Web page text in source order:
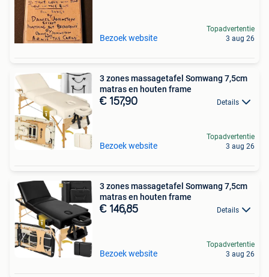
Bezoek website
Topadvertentie
3 aug 26
3 zones massagetafel Somwang 7,5cm
matras en houten frame
€ 157,90 Details
Bezoek website
Topadvertentie
3 aug 26
3 zones massagetafel Somwang 7,5cm
matras en houten frame
€ 146,85 Details
Bezoek website
Topadvertentie
3 aug 26